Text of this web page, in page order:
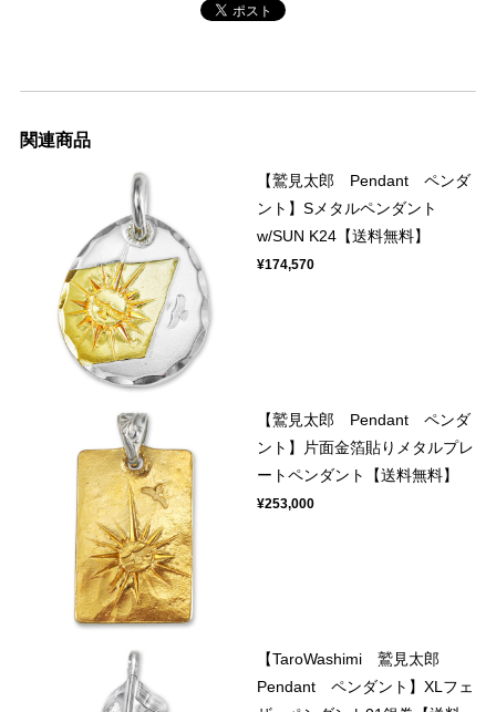
関連商品
【鷲見太郎 Pendant ペンダ
ント】Sメタルペンダント
w/SUN K24【送料無料】
¥174,570
【鷲見太郎 Pendant ペンダ
ント】片面金箔貼りメタルプレ
ートペンダント【送料無料】
¥253,000
【TaroWashimi 鷲見太郎
Pendant ペンダント】XLフェ